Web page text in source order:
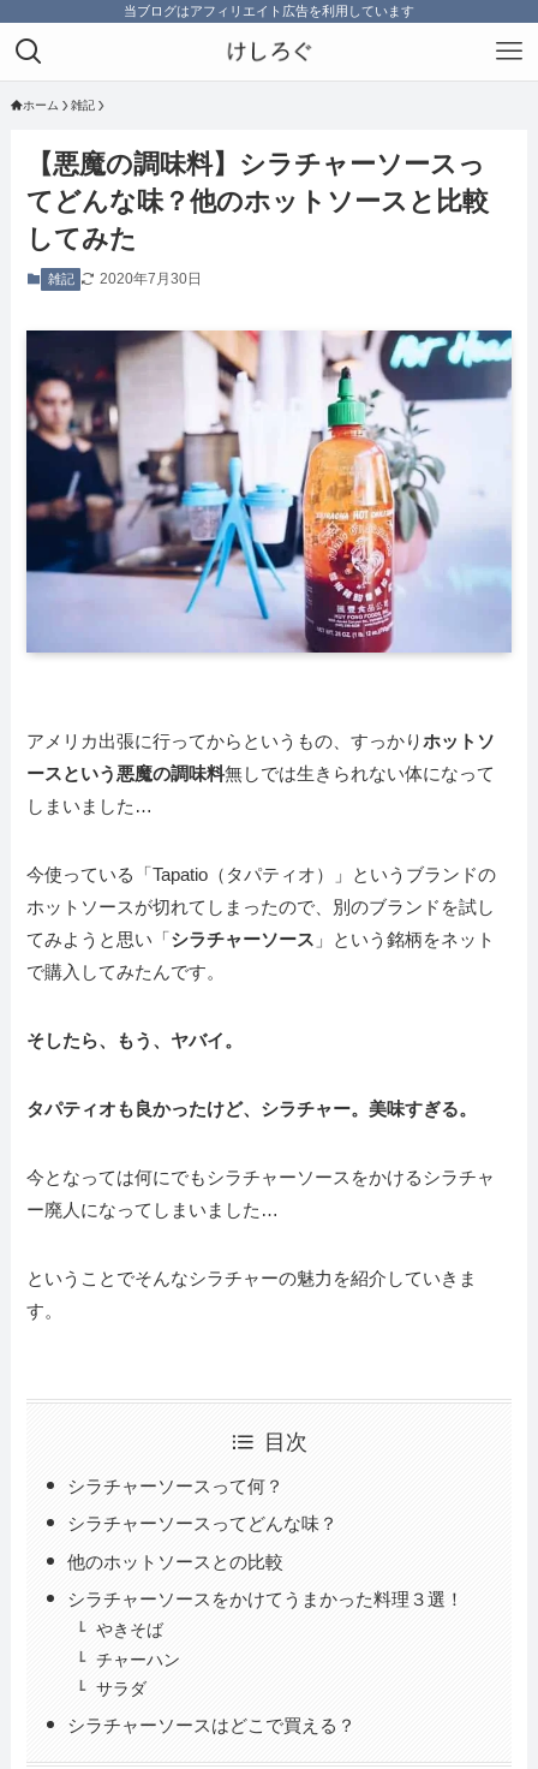
当ブログはアフィリエイト広告を利用しています
ホーム 雑記
【悪魔の調味料】シラチャーソースっ
てどんな味？他のホットソースと比較
してみた
雑記 2020年7月30日
アメリカ出張に行ってからというもの、すっかりホットソ
ースという悪魔の調味料無しでは生きられない体になって
しまいました…
今使っている「Tapatio（タパティオ）」というブランドの
ホットソースが切れてしまったので、別のブランドを試し
てみようと思い「シラチャーソース 」という銘柄をネット
で購入してみたんです。
そしたら、もう、ヤバイ。
タパティオも良かったけど、シラチャー。美味すぎる。
今となっては何にでもシラチャーソースをかけるシラチャ
ー廃人になってしまいました…
ということでそんなシラチャーの魅力を紹介していきま
す。
目次
シラチャーソースって何？
シラチャーソースってどんな味？
他のホットソースとの比較
シラチャーソースをかけてうまかった料理３選！
やきそば
チャーハン
サラダ
シラチャーソースはどこで買える？